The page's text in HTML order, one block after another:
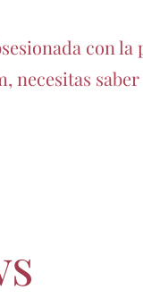
con
necesitas saber